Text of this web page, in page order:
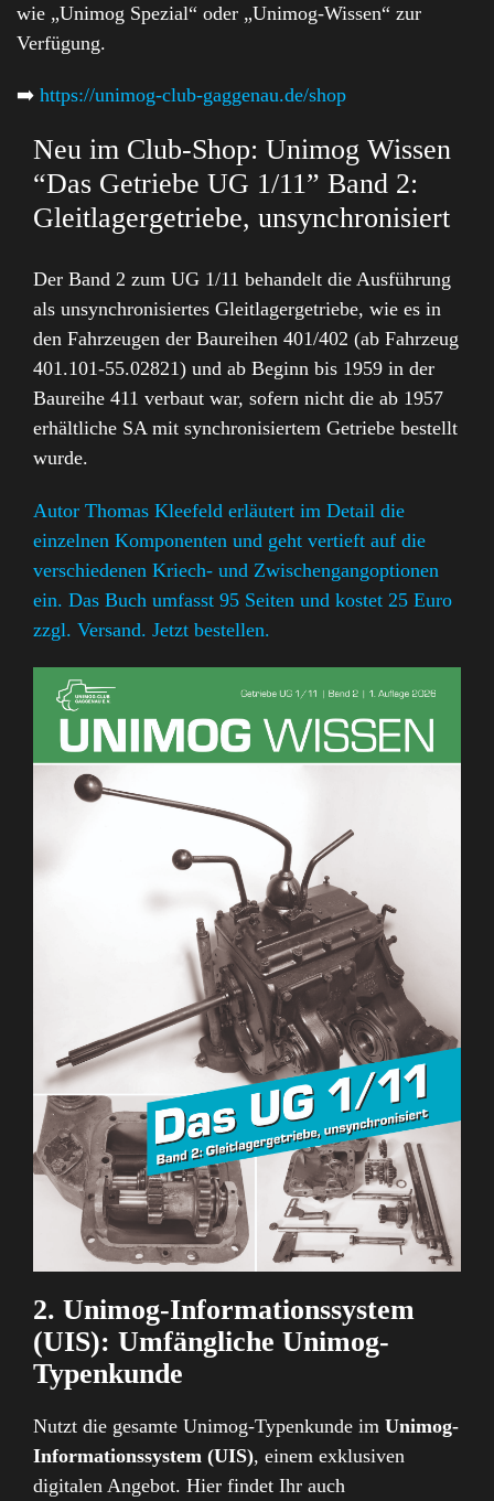
wie „Unimog Spezial“ oder „Unimog-Wissen“ zur
Verfügung.
➡️ https://unimog-club-gaggenau.de/shop
Neu im Club-Shop: Unimog Wissen
“Das Getriebe UG 1/11” Band 2:
Gleitlagergetriebe, unsynchronisiert
Der Band 2 zum UG 1/11 behandelt die Ausführung
als unsynchronisiertes Gleitlagergetriebe, wie es in
den Fahrzeugen der Baureihen 401/402 (ab Fahrzeug
401.101-55.02821) und ab Beginn bis 1959 in der
Baureihe 411 verbaut war, sofern nicht die ab 1957
erhältliche SA mit synchronisiertem Getriebe bestellt
wurde.
Autor Thomas Kleefeld erläutert im Detail die
einzelnen Komponenten und geht vertieft auf die
verschiedenen Kriech- und Zwischengangoptionen
ein. Das Buch umfasst 95 Seiten und kostet 25 Euro
zzgl. Versand. Jetzt bestellen.
2. Unimog-Informationssystem
(UIS): Umfängliche Unimog-
Typenkunde
Nutzt die gesamte Unimog-Typenkunde im Unimog-
Informationssystem (UIS), einem exklusiven
digitalen Angebot. Hier findet Ihr auch